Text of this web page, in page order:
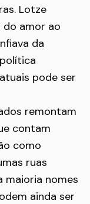
Lotze
do amor ao
da
pode ser
remontam
contam
como
ruas
maioria nomes
ainda ser